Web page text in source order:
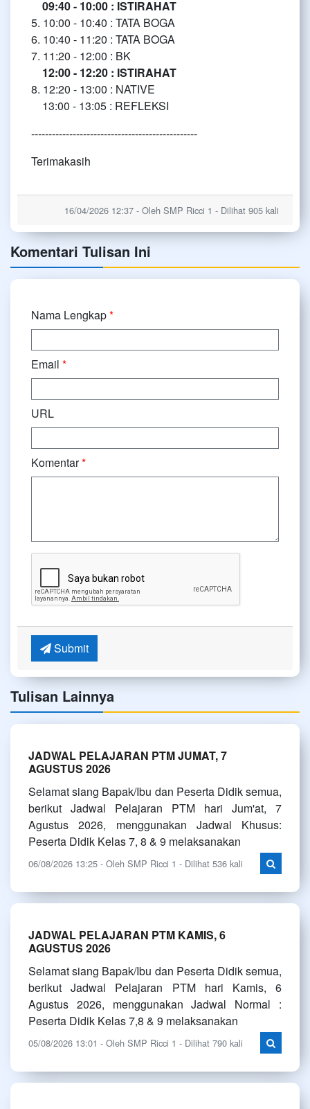
09:40 - 10:00 : ISTIRAHAT
5. 10:00 - 10:40 : TATA BOGA
6. 10:40 - 11:20 : TATA BOGA
7. 11:20 - 12:00 : BK
12:00 - 12:20 : ISTIRAHAT
8. 12:20 - 13:00 : NATIVE
13:00 - 13:05 : REFLEKSI
------------------------------------------------
Terimakasih
16/04/2026 12:37 - Oleh SMP Ricci 1 - Dilihat 905 kali
Komentari Tulisan Ini
Nama Lengkap*
Email *
URL
Komentar*
Submit
Tulisan Lainnya
JADWAL PELAJARAN PTM JUMAT, 7
AGUSTUS 2026
Selamat siang Bapak/Ibu dan Peserta Didik semua,
berikut Jadwal Pelajaran PTM hari Jum'at, 7
Agustus 2026, menggunakan Jadwal Khusus:
Peserta Didik Kelas 7, 8 & 9 melaksanakan
06/08/2026 13:25 - Oleh SMP Ricci 1 - Dilihat 536 kali
JADWAL PELAJARAN PTM KAMIS, 6
AGUSTUS 2026
Selamat siang Bapak/Ibu dan Peserta Didik semua,
berikut Jadwal Pelajaran PTM hari Kamis, 6
Agustus 2026, menggunakan Jadwal Normal :
Peserta Didik Kelas 7,8 & 9 melaksanakan
05/08/2026 13:01 - Oleh SMP Ricci 1 - Dilihat 790 kali